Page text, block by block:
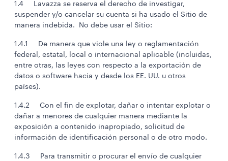
1.4 Lavazza se reserva el derecho de investigar,
suspender y/o cancelar su cuenta si ha usado el Sitio de
manera indebida. No debe usar el Sitio:
1.4.1 De manera que viole una ley o reglamentación
federal, estatal, local o internacional aplicable (incluidas,
entre otras, las leyes con respecto a la exportación de
datos o software hacia y desde los EE. UU. u otros
países).
1.4.2 Con el fin de explotar, dañar o intentar explotar o
dañar a menores de cualquier manera mediante la
exposición a contenido inapropiado, solicitud de
información de identificación personal o de otro modo.
1.4.3 Para transmitir o procurar el envío de cualquier